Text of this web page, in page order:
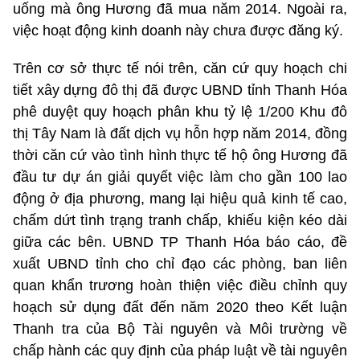
uống mà ông Hương đã mua năm 2014. Ngoài ra,
việc hoạt động kinh doanh này chưa được đăng ký.
Trên cơ sở thực tế nói trên, căn cứ quy hoạch chi
tiết xây dựng đô thị đã được UBND tỉnh Thanh Hóa
phê duyệt quy hoạch phân khu tỷ lệ 1/200 Khu đô
thị Tây Nam là đất dịch vụ hỗn hợp năm 2014, đồng
thời căn cứ vào tình hình thực tế hộ ông Hương đã
đầu tư dự án giải quyết việc làm cho gần 100 lao
động ở địa phương, mang lại hiệu quả kinh tế cao,
chấm dứt tình trạng tranh chấp, khiếu kiện kéo dài
giữa các bên. UBND TP Thanh Hóa báo cáo, đề
xuất UBND tỉnh cho chỉ đạo các phòng, ban liên
quan khẩn trương hoàn thiện việc điều chỉnh quy
hoạch sử dụng đất đến năm 2020 theo Kết luận
Thanh tra của Bộ Tài nguyên và Môi trường về
chấp hành các quy định của pháp luật về tài nguyên